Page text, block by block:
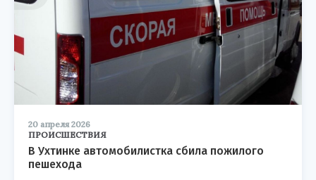
20 апреля 2026
ПРОИСШЕСТВИЯ
В Ухтинке автомобилистка сбила пожилого
пешехода